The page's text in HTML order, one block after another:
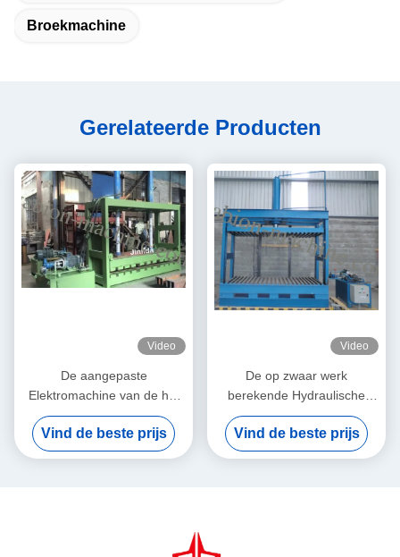
Broekmachine
Gerelateerde Producten
Video
De aangepaste
Elektromachine van de het
Netwerkverpakking van
Doosgabion voor Draad het
Opleveren en Pers 2x1x1m
Vind de beste prijs
Video
De op zwaar werk
berekende Hydraulische
Gabion-Machine van de
Netwerkverpakking om
Gabion-Doos Te drukken
Vind de beste prijs